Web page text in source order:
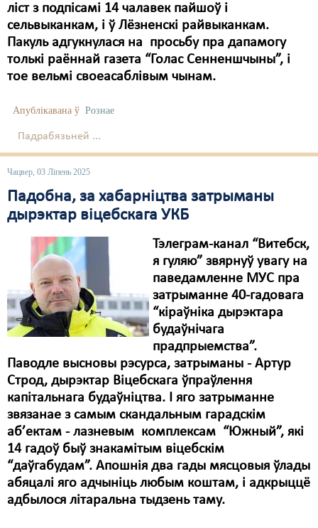
ліст з подпісамі 14 чалавек пайшоў і
сельвыканкам, і ў Лёзненскі райвыканкам.
Пакуль адгукнулася на просьбу пра дапамогу
толькі раённай газета “Голас Сенненшчыны”, і
тое вельмі своеасаблівым чынам.
Апублікавана ў Рознае
Падрабязьней ...
Чацвер, 03 Ліпень 2025
Падобна, за хабарніцтва затрыманы
дырэктар віцебскага УКБ
Тэлеграм-канал “Витебск,
я гуляю” звярнуў увагу на
паведамленне МУС пра
затрыманне 40-гадовага
“кіраўніка дырэктара
будаўнічага
прадпрыемства”.
Паводле высновы рэсурса, затрыманы - Артур
Строд, дырэктар Віцебскага ўпраўлення
капітальнага будаўніцтва. І яго затрыманне
звязанае з самым скандальным гарадскім
аб’ектам - лазневым комплексам “Южный”, які
14 гадоў быў знакамітым віцебскім
“даўгабудам”. Апошнія два гады мясцовыя ўлады
абяцалі яго адчыніць любым коштам, і адкрыццё
адбылося літаральна тыдзень таму.